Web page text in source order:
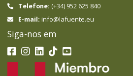
Telefone: (+34) 952 625 840
E-mail: info@lafuente.eu
Siga-nos em